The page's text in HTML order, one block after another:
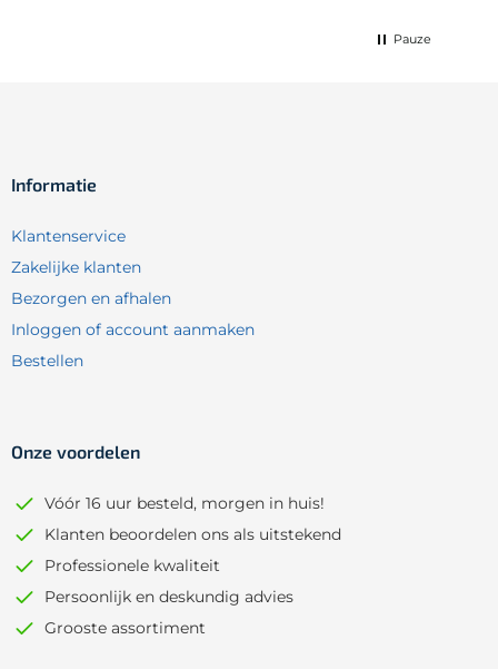
Pauze
Informatie
Klantenservice
Zakelijke klanten
Bezorgen en afhalen
Inloggen of account aanmaken
Bestellen
Onze voordelen
Vóór 16 uur besteld, morgen in huis!
Klanten beoordelen ons als uitstekend
Professionele kwaliteit
Persoonlijk en deskundig advies
Grooste assortiment